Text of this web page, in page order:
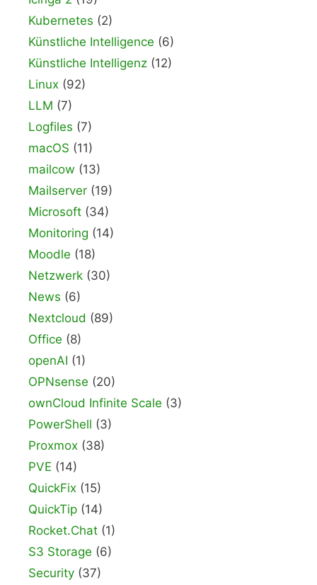
Kubernetes (2)
Künstliche Intelligence (6)
Künstliche Intelligenz (12)
Linux (92)
LLM (7)
Logfiles (7)
macOS (11)
mailcow (13)
Mailserver (19)
Microsoft (34)
Monitoring (14)
Moodle (18)
Netzwerk (30)
News (6)
Nextcloud (89)
Office (8)
openAI (1)
OPNsense (20)
ownCloud Infinite Scale (3)
PowerShell (3)
Proxmox (38)
PVE (14)
QuickFix (15)
QuickTip (14)
Rocket.Chat (1)
S3 Storage (6)
Security (37)